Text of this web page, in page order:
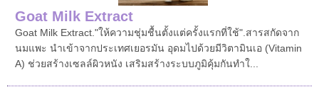
Goat Milk Extract
Goat Milk Extract."ให้ความชุ่มชื้นตั้งแต่ครั้งแรกที่ใช้".สารสกัดจาก
นมแพะ นำเข้าจากประเทศเยอรมัน อุดมไปด้วยมีวิตามินเอ (Vitamin
A) ช่วยสร้างเซลล์ผิวหนัง เสริมสร้างระบบภูมิคุ้มกันทำใ...